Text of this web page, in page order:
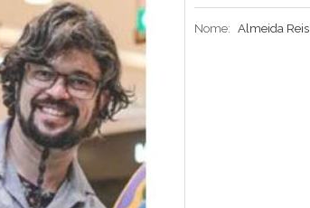
Nome: Almeida Reis